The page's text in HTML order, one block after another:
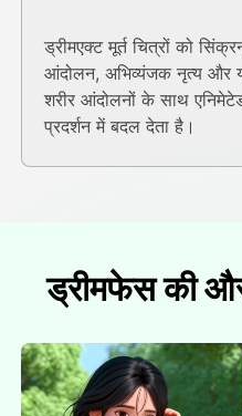
ड्रीमएक्ट मूर्त चित्रों को
आंदोलन, अभिव्यंजक नृत्य और
शरीर आंदोलनों के साथ
प्रदर्शन में बदल देता है।
ड्रीमफेस की